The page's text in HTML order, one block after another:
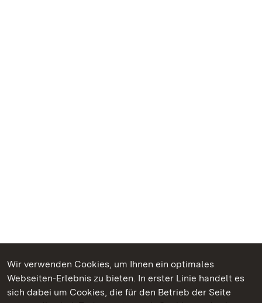
Wir verwenden Cookies, um Ihnen ein optimales
Webseiten-Erlebnis zu bieten. In erster Linie handelt es
sich dabei um Cookies, die für den Betrieb der Seite
Kommen. Staunen. Genießen.